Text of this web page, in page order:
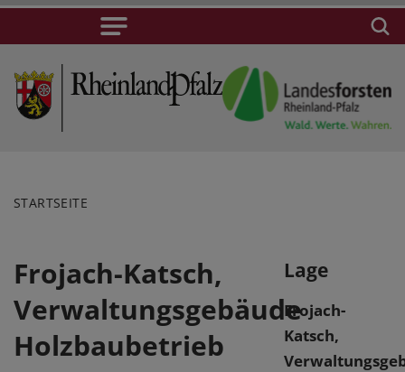
STARTSEITE
Frojach-Katsch,
Verwaltungsgebäude
Holzbaubetrieb
Lage
Frojach-
Katsch,